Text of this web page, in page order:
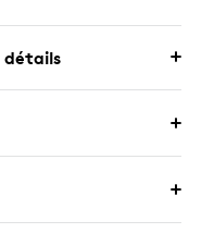
détails